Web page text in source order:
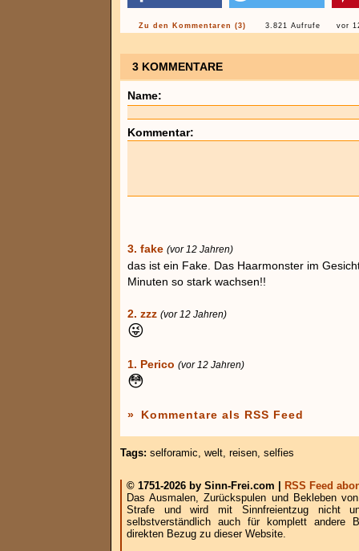
Zu den Kommentaren (3) 3.821 Aufrufe vor
3 KOMMENTARE
Name:
Kommentar:
3. fake (vor 12 Jahren)
das ist ein Fake. Das Haarmonster im
Minuten so stark wachsen!!
2. zzz (vor 12 Jahren)
😜
1. Perico (vor 12 Jahren)
😳
» Kommentare als RSS Feed
Tags: selforamic, welt, reisen, selfies
© 1751-2026 by Sinn-Frei.com |
RSS Feed
Das Ausmalen, Zurückspulen und Bekleben
Strafe und wird mit Sinnfreientzug nicht
selbstverständlich auch für komplett andere
direkten Bezug zu dieser Website.